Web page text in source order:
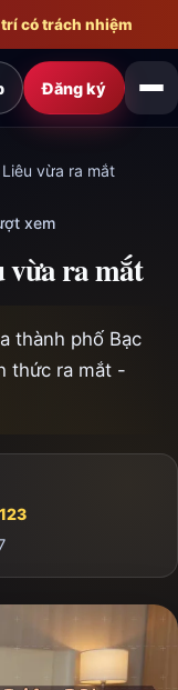
trí có trách nhiệm
Đăng ký
vừa ra mắt
xem
vừa ra mắt
thành phố Bạc
thức ra mắt -